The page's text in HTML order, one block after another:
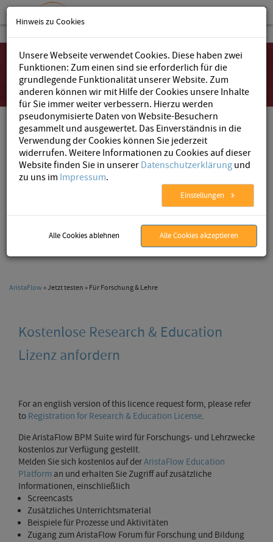
„Gezeigt wurde, wie unkompliziert und
übersichtlich die Umsetzung mittels der
AristaFlow-Lösung sich gestaltet und wie
schnell und einfach eine Anpassung
durchzuführen ist, sei sie nun dauerhaft
oder auf den Einzelfall bezogen.“
Mirko Zipfel, DBIS, Universität Jena
AristaFlow »Jetzt testen » Für Forschung & Lehre
Kostenlose Research & Education
Lizenz anfordern
For an english version of this licence request form, please refer
to Registration for Research & Education License.
Die AristaFlow BPM Suite wird für Forschungs- und Lehrzwecke
kostenlos zur Verfügung gestellt.
Melden Sie sich kostenlos auf derAristaFlow Education
Platform an und erhalten Sie Zugriff auf zusätzliche
Informationen, einschließlich
Screencasts
Zusätzliches Unterrichtsmaterial
Beispiele für Prozesse und Aktivitäten
Zugang zum AristaFlow Forum für Forschung und Bildung
Hinweis zu Cookies
Unsere Webseite verwendet Cookies. Diese haben zwei
Funktionen: Zum einen sind sie erforderlich für die
grundlegende Funktionalität unserer Website. Zum
anderen können wir mit Hilfe der Cookies unsere Inhalte
für Sie immer weiter verbessern. Hierzu werden
pseudonymisierte Daten von Website-Besuchern
gesammelt und ausgewertet. Das Einverständnis in die
Verwendung der Cookies können Sie jederzeit
widerrufen. Weitere Informationen zu Cookies auf dieser
Website finden Sie in unsererDatenschutzerklärungund
zu uns im Impressum.
Einstellungen
Alle Cookies ablehnen Alle Cookies akzeptieren